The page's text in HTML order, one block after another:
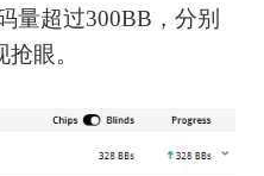
量超过300BB，分别
眼。